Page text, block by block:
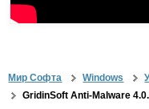
Мир Софта Windows
GridinSoft Anti-Malware